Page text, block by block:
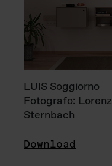
LUIS Soggiorno
Fotografo: Lorenz
Sternbach
Download